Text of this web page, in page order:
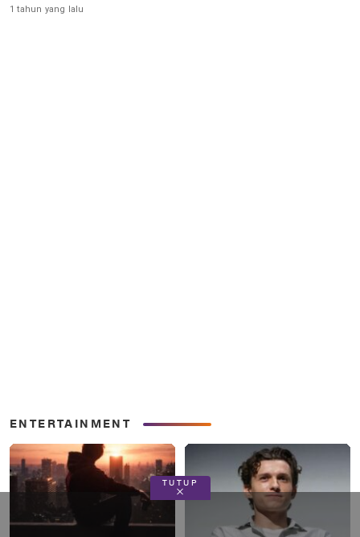
1 tahun yang lalu
ENTERTAINMENT
TUTUP